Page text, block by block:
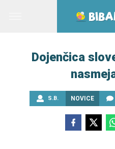
Dojenčica
S.B. NOVICE